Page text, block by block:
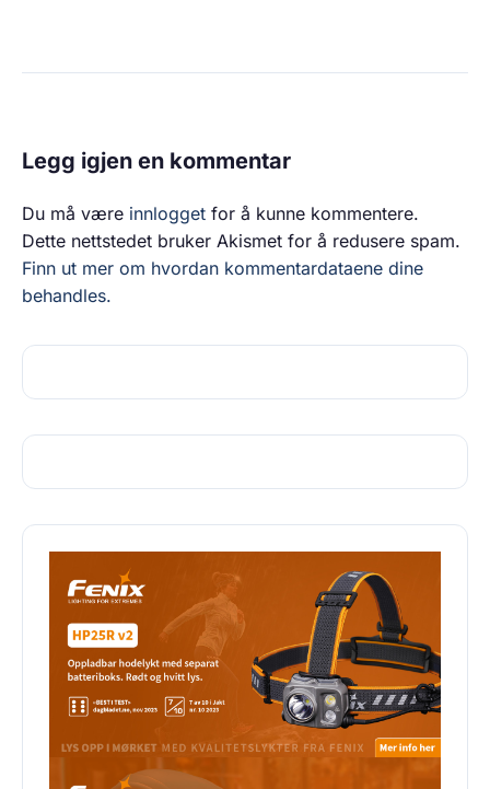
Legg igjen en kommentar
Du må være innlogget for å kunne kommentere.
Dette nettstedet bruker Akismet for å redusere spam.
Finn ut mer om hvordan kommentardataene dine
behandles.